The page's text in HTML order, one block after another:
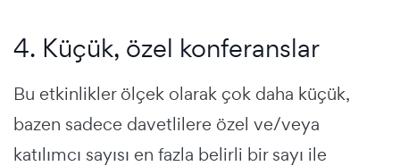
4. Küçük, özel konferanslar
Bu etkinlikler ölçek olarak çok daha küçük,
bazen sadece davetlilere özel ve/veya
katılımcı sayısı en fazla belirli bir sayı ile